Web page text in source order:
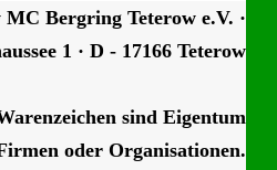
Bergring Teterow e.V. ·
1 · D - 17166 Teterow
sind Eigentum
oder Organisationen.